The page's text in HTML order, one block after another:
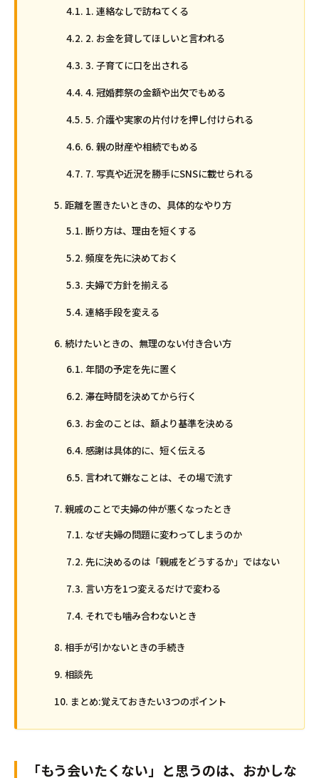
1. 連絡なしで訪ねてくる
2. お金を貸してほしいと言われる
3. 子育てに口を出される
4. 冠婚葬祭の金額や出欠でもめる
5. 介護や実家の片付けを押し付けられる
6. 親の財産や相続でもめる
7. 写真や近況を勝手にSNSに載せられる
距離を置きたいときの、具体的なやり方
断り方は、理由を短くする
頻度を先に決めておく
夫婦で方針を揃える
連絡手段を変える
続けたいときの、無理のない付き合い方
年間の予定を先に置く
滞在時間を決めてから行く
お金のことは、額より基準を決める
感謝は具体的に、短く伝える
言われて嫌なことは、その場で流す
親戚のことで夫婦の仲が悪くなったとき
なぜ夫婦の問題に変わってしまうのか
先に決めるのは「親戚をどうするか」ではない
言い方を1つ変えるだけで変わる
それでも噛み合わないとき
相手が引かないときの手続き
相談先
まとめ:覚えておきたい3つのポイント
「もう会いたくない」と思うのは、おかしな